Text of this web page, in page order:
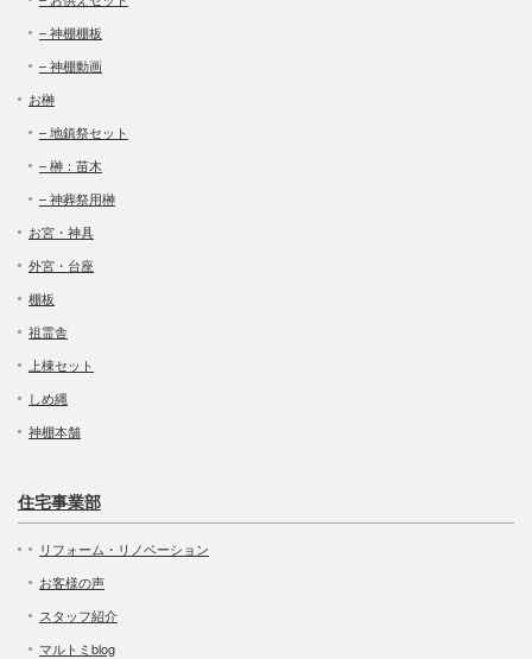
– 神棚棚板
– 神棚動画
お榊
– 地鎮祭セット
– 榊：苗木
– 神葬祭用榊
お宮・神具
外宮・台座
棚板
祖霊舎
上棟セット
しめ縄
神棚本舗
住宅事業部
リフォーム・リノベーション
お客様の声
スタッフ紹介
マルトミblog